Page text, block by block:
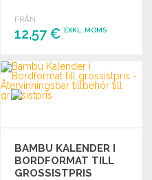
FRÅN
12,57 €EXKL. MOMS
BESTÄLL
Begär offert
BAMBU KALENDER I
BORDFORMAT TILL
GROSSISTPRIS